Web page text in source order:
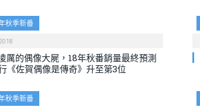
秋季新番
厲的偶像大屍，18年秋番銷量最終預測
《佐賀偶像是傳奇》升至第3位
秋季新番